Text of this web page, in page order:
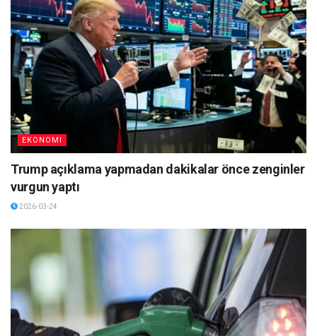
EKONOMI
Trump açıklama yapmadan dakikalar önce zenginler
vurgun yaptı
2026-03-24